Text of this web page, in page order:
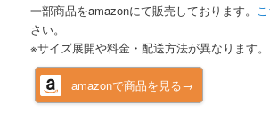
一部商品をamazonにて販売しております。
さい。
※サイズ展開や料金・配送方法が異なります。
amazonで商品を見る→